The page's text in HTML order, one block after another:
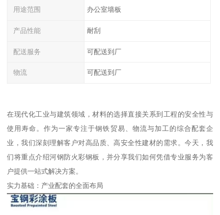
用途范围 办公室墙板
产品性能 耐刮
配送服务 可配送到厂
物流 可配送到厂
在现代化工业与建筑领域，材料的选择直接关系到工程的安全性与
使用寿命。作为一家专注于钢铁贸易、物流与加工的综合配套企
业，我们深刻理解客户对高品质、高安全性建材的需求。今天，我
们将重点介绍河钢防火彩钢板，并分享我们如何凭借专业服务为客
户提供一站式解决方案。
实力基础：产业配套的全面布局